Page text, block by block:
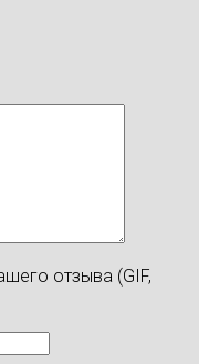
отзыва (GIF,